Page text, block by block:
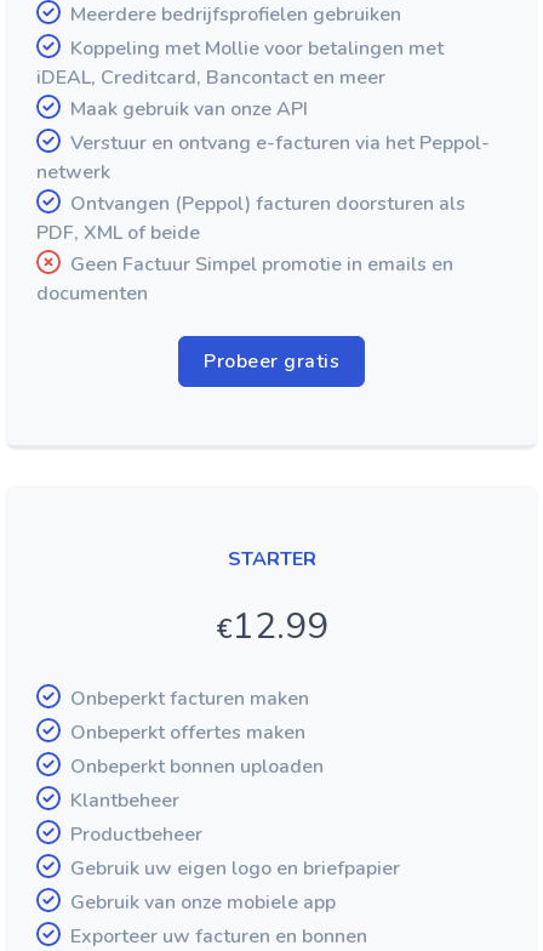
Meerdere bedrijfsprofielen gebruiken
Koppeling met Mollie voor betalingen met
iDEAL, Creditcard, Bancontact en meer
Maak gebruik van onze API
Verstuur en ontvang e-facturen via het Peppol-
netwerk
Ontvangen (Peppol) facturen doorsturen als
PDF, XML of beide
Geen Factuur Simpel promotie in emails en
documenten
Probeer gratis
STARTER
€12.99
Onbeperkt facturen maken
Onbeperkt offertes maken
Onbeperkt bonnen uploaden
Klantbeheer
Productbeheer
Gebruik uw eigen logo en briefpapier
Gebruik van onze mobiele app
Exporteer uw facturen en bonnen